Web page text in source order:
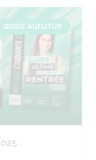
GUIDE AUFUTUR
: